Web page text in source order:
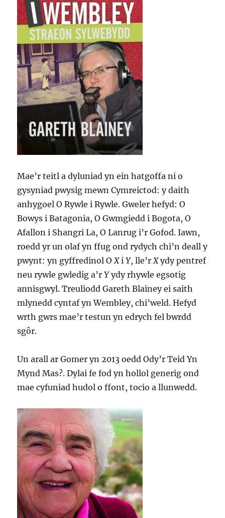
Mae’r teitl a dyluniad yn ein hatgoffa ni o
gysyniad pwysig mewn Cymreictod: y daith
anhygoel O Rywle i Rywle. Gweler hefyd: O
Bowys i Batagonia, O Gwmgiedd i Bogota, O
Afallon i Shangri La, O Lanrug i’r Gofod. Iawn,
roedd yr un olaf yn ffug ond rydych chi’n deall y
pwynt: yn gyffredinol OXiY, lle’rXydy pentref
neu rywle gwledig a’rYydy rhywle egsotig
annisgwyl. Treuliodd Gareth Blainey ei saith
mlynedd cyntaf yn Wembley, chi’weld. Hefyd
wrth gwrs mae’r testun yn edrych fel bwrdd
sgôr.
Un arall ar Gomer yn 2013 oedd Ody’r Teid Yn
Mynd Mas?. Dylai fe fod yn hollol generig ond
mae cyfuniad hudol o ffont, tocio a llunwedd.